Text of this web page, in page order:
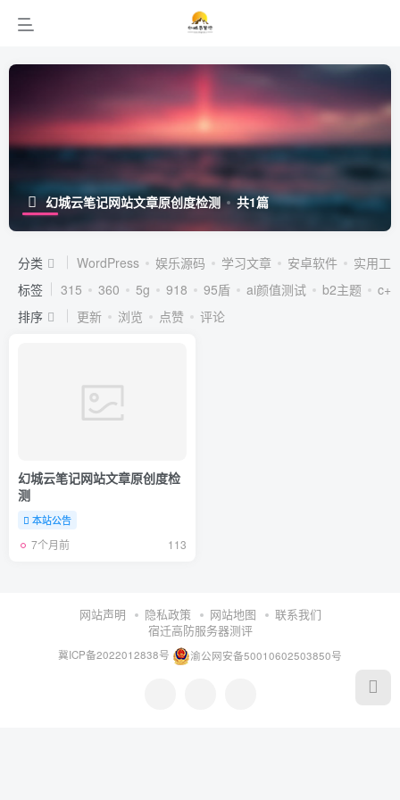
幻城云笔记网站文章原创度检测 共1篇
分类 WordPress 娱乐源码 学习文章 安卓软件
实用工
标签
315 360 5g 918 95盾 ai颜值测试 b2主题
c++
排序
更新 浏览 点赞 评论
幻城云笔记网站文章原创度检
测
本站公告
7个月前 113
网站声明 隐私政策 网站地图
联系我们
宿迁高防服务器测评
冀ICP备2022012838号 渝公网安备50010602503850号